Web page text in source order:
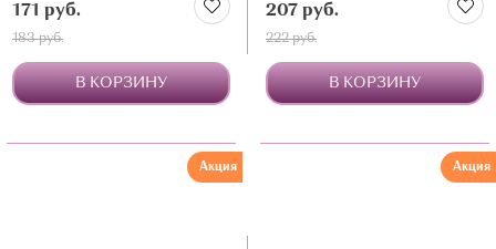
171 руб.
183 руб.
В КОРЗИНУ
207 руб.
222 руб.
В КОРЗИНУ
Акция Акция